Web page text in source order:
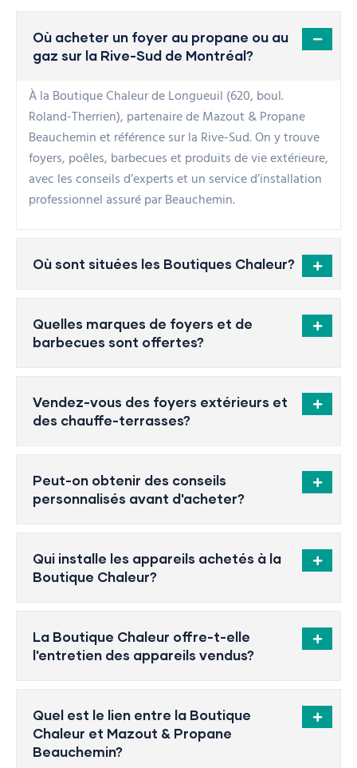
Où acheter un foyer au propane ou au
gaz sur la Rive-Sud de Montréal?
À la Boutique Chaleur de Longueuil (620, boul.
Roland-Therrien), partenaire de Mazout & Propane
Beauchemin et référence sur la Rive-Sud. On y trouve
foyers, poêles, barbecues et produits de vie extérieure,
avec les conseils d’experts et un service d’installation
professionnel assuré par Beauchemin.
Où sont situées les Boutiques Chaleur?
Quelles marques de foyers et de
barbecues sont offertes?
Vendez-vous des foyers extérieurs et
des chauffe-terrasses?
Peut-on obtenir des conseils
personnalisés avant d'acheter?
Qui installe les appareils achetés à la
Boutique Chaleur?
La Boutique Chaleur offre-t-elle
l'entretien des appareils vendus?
Quel est le lien entre la Boutique
Chaleur et Mazout & Propane
Beauchemin?